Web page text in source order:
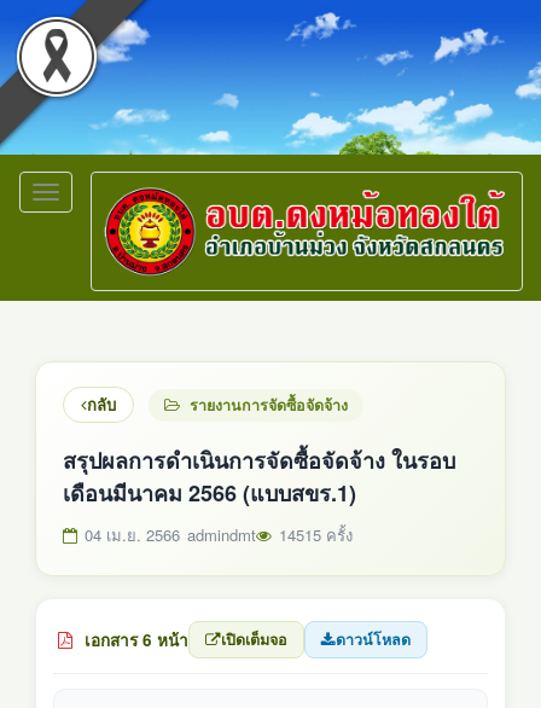
Toggle
navigation
กลับ รายงานการจัดซื้อจัดจ้าง
สรุปผลการดำเนินการจัดซื้อจัดจ้าง ในรอบ
เดือนมีนาคม 2566 (แบบสขร.1)
04 เม.ย. 2566 admindmt 14515 ครั้ง
เอกสาร 6 หน้า เปิดเต็มจอ ดาวน์โหลด